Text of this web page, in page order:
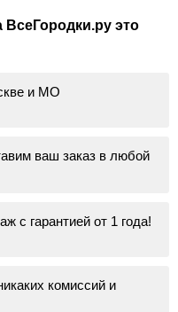
это
и МО
ваш заказ в любой
с гарантией от 1 года!
комиссий и